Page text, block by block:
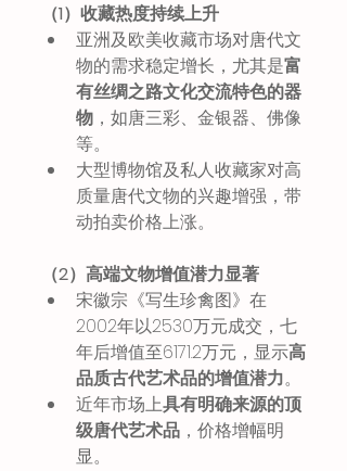
（1）收藏热度持续上升
亚洲及欧美收藏市场对唐代文
物的需求稳定增长，尤其是富
有丝绸之路文化交流特色的器
物 ，如唐三彩、金银器、佛像
等。
大型博物馆及私人收藏家对高
质量唐代文物的兴趣增强，带
动拍卖价格上涨。
（2）高端文物增值潜力显著
宋徽宗《写生珍禽图》在
2002年以2530万元成交，七
年后增值至6171.2万元，显示高
品质古代艺术品的增值潜力。
近年市场上具有明确来源的顶
级唐代艺术品 ，价格增幅明
显。